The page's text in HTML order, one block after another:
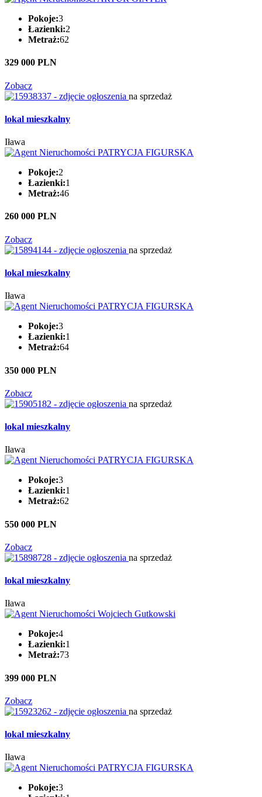
Pokoje:3
Łazienki:2
Metraż:62
329 000 PLN
Zobacz
na sprzedaż
lokal mieszkalny
Iława
Pokoje:2
Łazienki:1
Metraż:46
260 000 PLN
Zobacz
na sprzedaż
lokal mieszkalny
Iława
Pokoje:3
Łazienki:1
Metraż:64
350 000 PLN
Zobacz
na sprzedaż
lokal mieszkalny
Iława
Pokoje:3
Łazienki:1
Metraż:62
550 000 PLN
Zobacz
na sprzedaż
lokal mieszkalny
Iława
Pokoje:4
Łazienki:1
Metraż:73
399 000 PLN
Zobacz
na sprzedaż
lokal mieszkalny
Iława
Pokoje:3